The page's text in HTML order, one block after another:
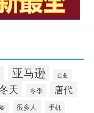
亚马逊 企业
天 冬季 唐代
很多人 手机